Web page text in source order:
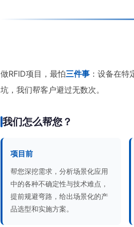
做RFID项目，最怕三件事 ：设备在
坑，我们帮客户避过无数次。
我们怎么帮您？
项目前
帮您深挖需求，分析场景化应用
中的各种不确定性与技术难点，
提前规避弯路，给出场景化的产
品选型和实施方案。